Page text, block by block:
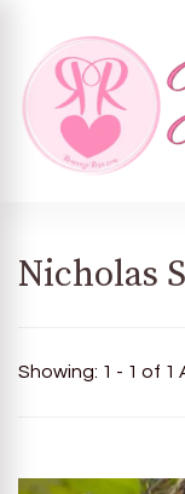
Nicholas
Showing: 1 - 1 of 1